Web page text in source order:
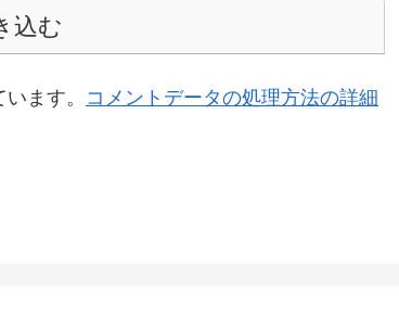
込む
ます。 コメントデータの処理方法の詳細